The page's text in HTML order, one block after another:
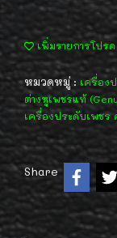
เพิ่มรายการโปรด
หมวดหมู่ : เครื่อง
ต่างหูเพชรแท้
เครื่องประดับเพชร
Share